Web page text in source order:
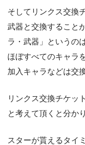
そしてリンクス交換
武器と交換すること
ラ・武器」というの
ほぼすべてのキャラ
加入キャラなどは交
リンクス交換チケッ
と考えて頂くと分か
スターが貰えるタイ